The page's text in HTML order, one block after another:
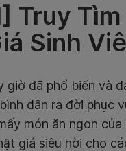
Truy
Sinh
giờ đã phổ biến và
dân ra đời phục
món ăn ngon
giá siêu hời cho